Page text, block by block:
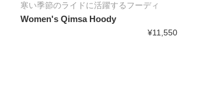
寒い季節のライドに活躍するフーディ
Women's Qimsa Hoody
¥11,550